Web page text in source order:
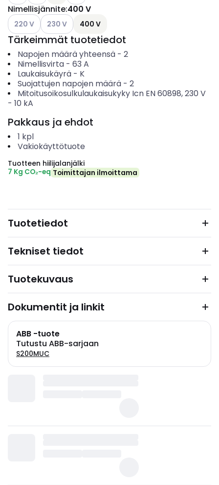
Nimellisjännite:400 V
Katso käytettävissä olevat vaihtoehdot
220 V Katso käytettävissä olevat vaihtoehdot
230 V 400 V
Tärkeimmät tuotetiedot
Napojen määrä yhteensä- 2
Nimellisvirta- 63 A
Laukaisukäyrä- K
Suojattujen napojen määrä- 2
Mitoitusoikosulkulaukaisukyky Icn EN 60898, 230 V
- 10 kA
Pakkaus ja ehdot
1 kpl
Vakiokäyttötuote
Tuotteen hiilijalanjälki
7 Kg CO₂-eq Toimittajan ilmoittama
Tuotetiedot
Tekniset tiedot
Tuotekuvaus
Dokumentit ja linkit
ABB -tuote
Tutustu ABB-sarjaan
S200MUC